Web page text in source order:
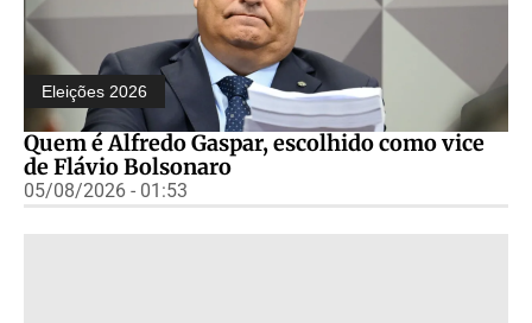
Eleições 2026
Quem é Alfredo Gaspar, escolhido como vice
de Flávio Bolsonaro
05/08/2026 - 01:53